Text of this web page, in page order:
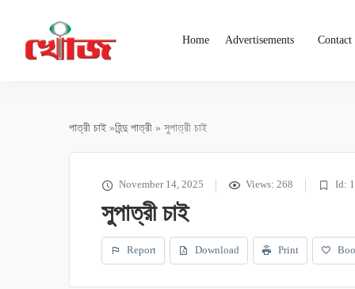
Home Advertisements Contact
পাত্রী চাই »হিন্দু পাত্রী » সুপাত্রী চাই
November 14, 2025 Views: 268 Id:
সুপাত্রী চাই
Report Download Print